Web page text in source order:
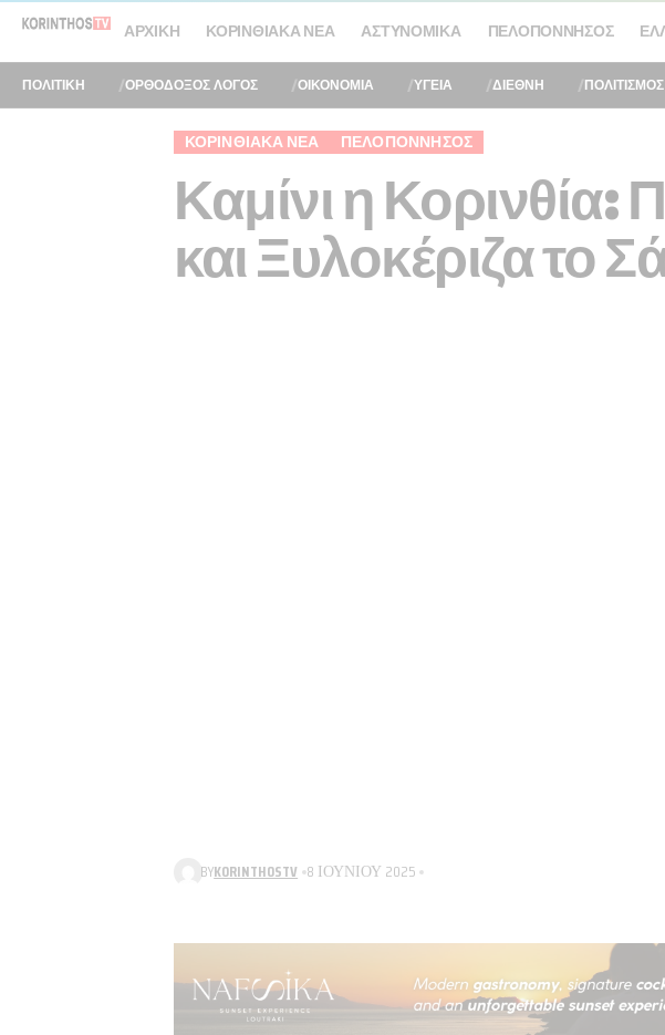
ΑΡΧΙΚΉ ΚΟΡΙΝΘΙΑΚΆ ΝΈΑ ΑΣΤΥΝΟΜΙΚΆ ΠΕΛΟΠΌΝΝΗΣΟΣ
ΠΟΛΙΤΙΚΗ ΟΡΘΟΔΟΞΟΣ ΛΟΓΟΣ ΟΙΚΟΝΟΜΙΑ ΥΓΕΙΑ ΔΙΕΘΝΗ ΠΟΛΙΤΙΣΜΟΣ
ΚΟΡΙΝΘΙΑΚΆ ΝΈΑ ΠΕΛΟΠΌΝΝΗΣΟΣ
Καμίνι η
και Ξυλοκέριζα το
BYKORINTHOSTV 8 ΙΟΥΝΊΟΥ 2025